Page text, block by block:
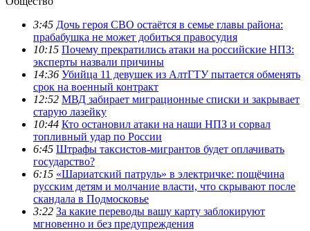
3:45 Дочь героя СВО остаётся в семье главы района:
прабабушка не может добиться правосудия
10:15 Почему прекратились атаки на российские НПЗ:
эксперты назвали причины
14:36 Убийца 11 девушек из АлтГТУ пытается обменять
срок на военный контракт
12:52 МВД забирает миграционные списки и закрывает
старую лазейку
10:44 Кто остановил атаки на наши НПЗ и сорвал
топливный удар по России
6:45 Штрафы таксистов-мигрантов будет оплачивать
государство?
6:15 «Шариатский патруль» в электричке: пощёчина
русским детям и молчание власти, что скрывают после
скандала в Подмосковье
3:22 За какие переводы вашу карту заблокируют
мгновенно и без предупреждения